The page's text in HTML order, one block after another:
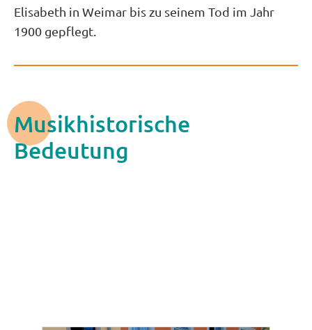
Elisabeth in Weimar bis zu seinem Tod im Jahr
1900 gepflegt.
Musikhistorische
Bedeutung